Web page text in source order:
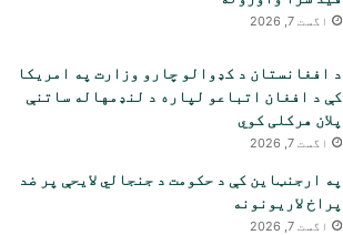
اگست 7, 2026
د افغانستان د کډوالو چارو وزارت په امریکا
کې د افغان اتباعو لپاره د لنډمهاله ساتنې
پلان هرکلی کوي
اگست 7, 2026
په ارجنټاین کې د حکومت د جنجالي لایحې پر ضد
پراخ لاریونونه
اگست 7, 2026